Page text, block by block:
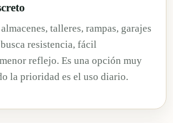
talleres, rampas, garajes
resistencia, fácil
reflejo. Es una opción muy
la prioridad es el uso diario.